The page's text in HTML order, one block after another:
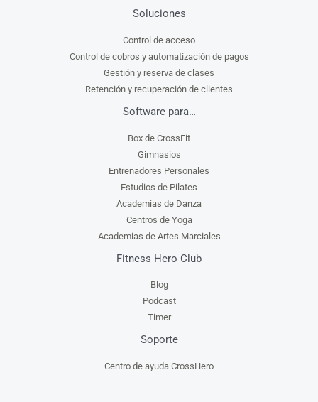
Soluciones
Control de acceso
Control de cobros y automatización de pagos
Gestión y reserva de clases
Retención y recuperación de clientes
Software para…
Box de CrossFit
Gimnasios
Entrenadores Personales
Estudios de Pilates
Academias de Danza
Centros de Yoga
Academias de Artes Marciales
Fitness Hero Club
Blog
Podcast
Timer
Soporte
Centro de ayuda CrossHero